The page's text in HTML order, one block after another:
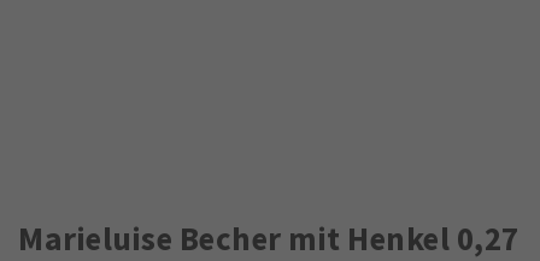
Marieluise Becher mit Henkel 0,27